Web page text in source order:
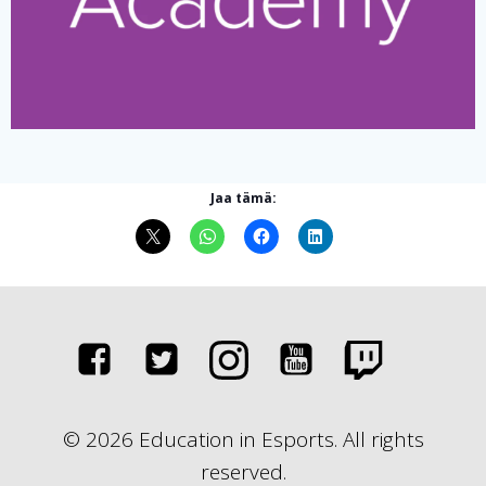
Jaa tämä:
© 2026 Education in Esports. All rights
reserved.